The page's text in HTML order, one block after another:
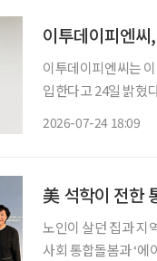
이투데이피엔
이투데이피엔씨는
입한다고 24일 밝혔다. 미래설계연구원은 고령화와 인구구조의 변화, 건강과 돌봄,
2026-07-24 18:09
美 석학이 전한
노인이 살던 집과 지
사회 통합돌봄과 ‘